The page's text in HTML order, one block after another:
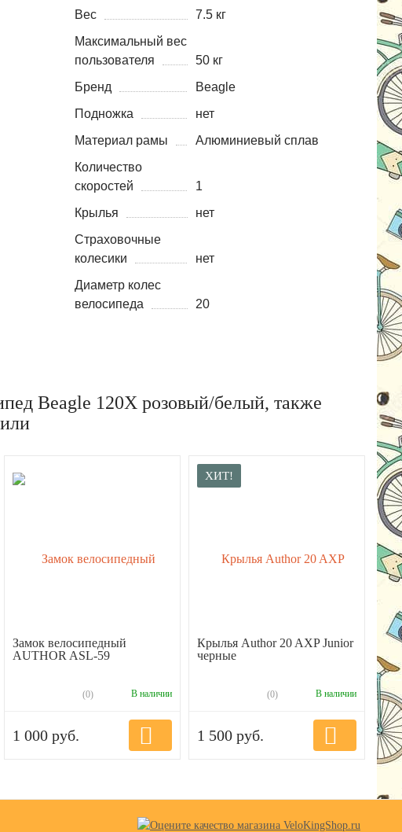
Вес
7.5 кг
Максимальный вес
пользователя
50 кг
Бренд
Beagle
Подножка
нет
Материал рамы
Алюминиевый сплав
Количество
скоростей
1
Крылья
нет
Страховочные
колесики
нет
Диаметр колес
велосипеда
20
Beagle 120X розовый/белый, также
Замок велосипедный
AUTHOR ASL-59
(0) В наличии
1 000 руб.
ХИТ!
Крылья Author 20 AXP Junior
черные
(0) В наличии
1 500 руб.